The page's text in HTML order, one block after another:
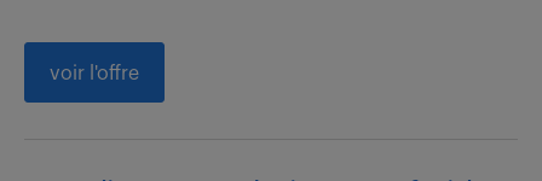
voir l'offre